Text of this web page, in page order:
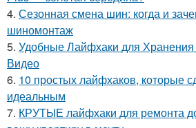
4. Сезонная смена шин: когда и
шиномонтаж
5. Удобные Лайфхаки для
Видео
6. 10 простых лайфхаков, которые
идеальным
7. КРУТЫЕ лайфхаки для ремонта